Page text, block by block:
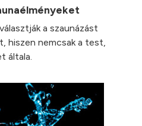
a szaunázást
hiszen nemcsak a test,
általa.